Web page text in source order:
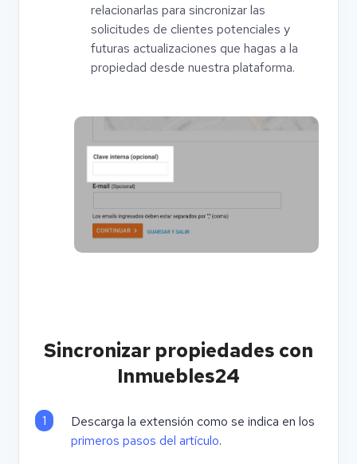
relacionarlas para sincronizar las
solicitudes de clientes potenciales y
futuras actualizaciones que hagas a la
propiedad desde nuestra plataforma.
Sincronizar propiedades con
Inmuebles24
1
Descarga la extensión como se indica en los
primeros pasos del artículo.